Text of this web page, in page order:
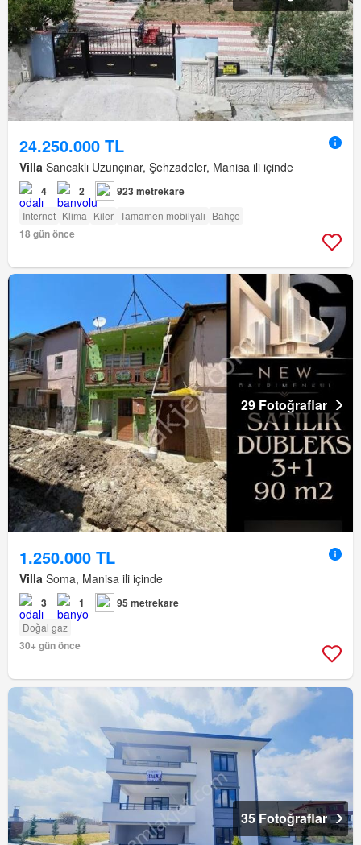
24.250.000 TL
Villa Sancaklı Uzunçınar, Şehzadeler, Manisa ili içinde
4 2 923 metrekare
Internet Klima Kiler Tamamen mobilyalı Bahçe
18 gün önce
29 Fotoğraflar
1.250.000 TL
Villa Soma, Manisa ili içinde
3 1 95 metrekare
Doğal gaz
30+ gün önce
35 Fotoğraflar